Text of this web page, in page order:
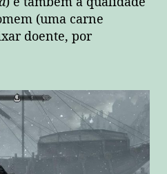
(uma carne
doente, por